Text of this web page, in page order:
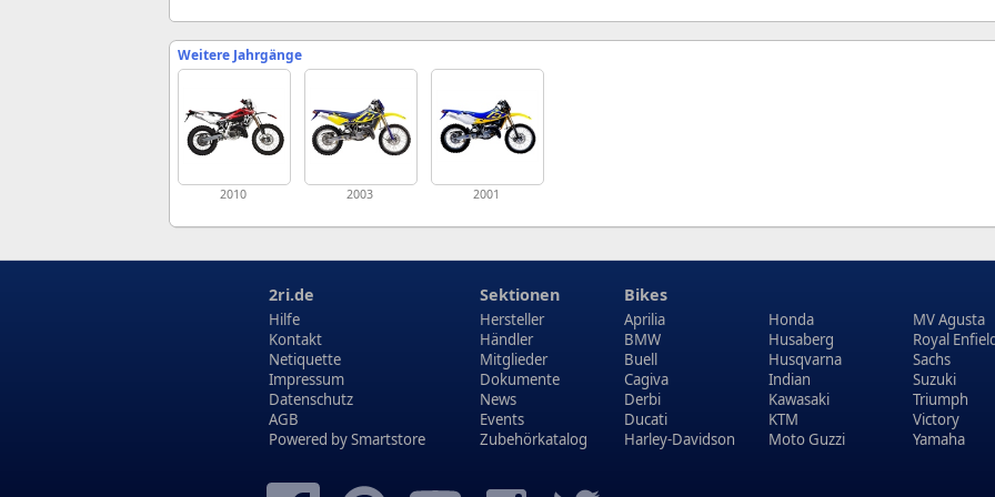
Weitere Jahrgänge
2010 2003 2001
2ri.de
Hilfe
Kontakt
Netiquette
Impressum
Datenschutz
AGB
Powered bySmartstore
Sektionen
Hersteller
Händler
Mitglieder
Dokumente
News
Events
Zubehörkatalog
Bikes
Aprilia
BMW
Buell
Cagiva
Derbi
Ducati
Harley-Davidson
Honda
Husaberg
Husqvarna
Indian
Kawasaki
KTM
Moto Guzzi
MV Agusta
Royal
Sachs
Suzuki
Triumph
Victory
Yamaha